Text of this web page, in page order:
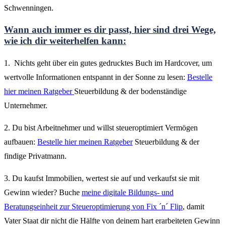
Schwenningen.
Wann auch immer es dir passt, hier sind drei Wege,
wie ich dir weiterhelfen kann:
1. Nichts geht über ein gutes gedrucktes Buch im Hardcover, um
wertvolle Informationen entspannt in der Sonne zu lesen: Bestelle
hier meinen Ratgeber Steuerbildung & der bodenständige
Unternehmer.
2. Du bist Arbeitnehmer und willst steueroptimiert Vermögen
aufbauen: Bestelle hier meinen RatgeberSteuerbildung & der
findige Privatmann.
3. Du kaufst Immobilien, wertest sie auf und verkaufst sie mit
Gewinn wieder? Buche meine digitale Bildungs- und
Beratungseinheit zur Steueroptimierung von Fix ´n´ Flip, damit
Vater Staat dir nicht die Hälfte von deinem hart erarbeiteten Gewinn